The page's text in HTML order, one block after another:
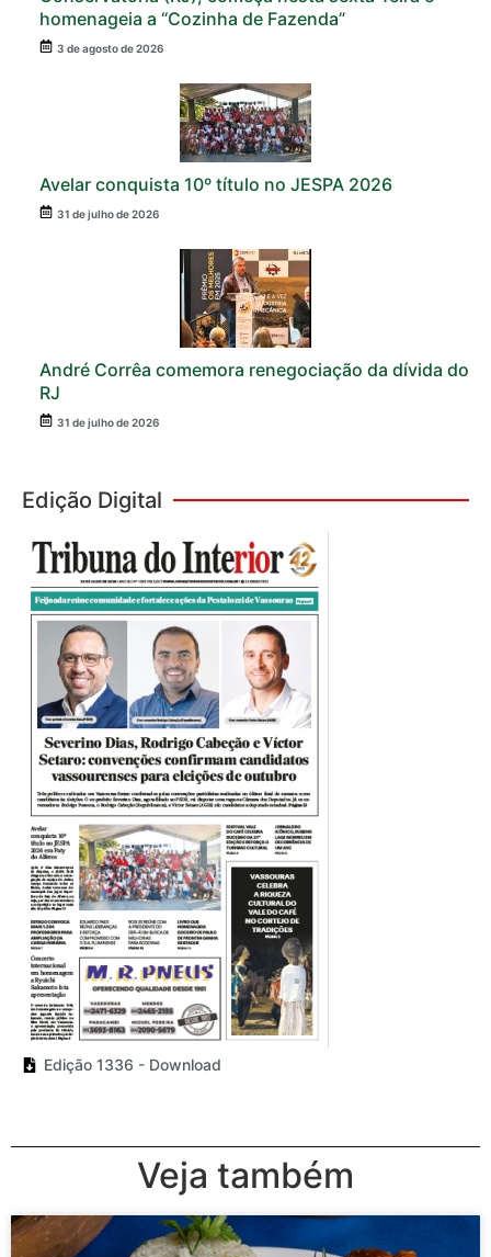
homenageia a “Cozinha de Fazenda”
3 de agosto de 2026
Avelar conquista 10º título no JESPA 2026
31 de julho de 2026
André Corrêa comemora renegociação da dívida do
RJ
31 de julho de 2026
Edição Digital
Edição 1336 - Download
Veja também